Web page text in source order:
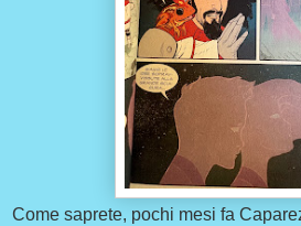
Come saprete, pochi mesi fa